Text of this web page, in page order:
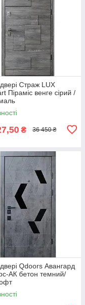
двері Страж LUX
Піраміс венге сірий /
₴ 36 450 ₴
двері Qdoors Авангард
АК бетон темний/